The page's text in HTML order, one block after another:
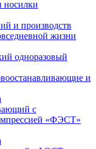
носилки
и производств
жизни
одноразовый
и
с
«ФЭСТ»